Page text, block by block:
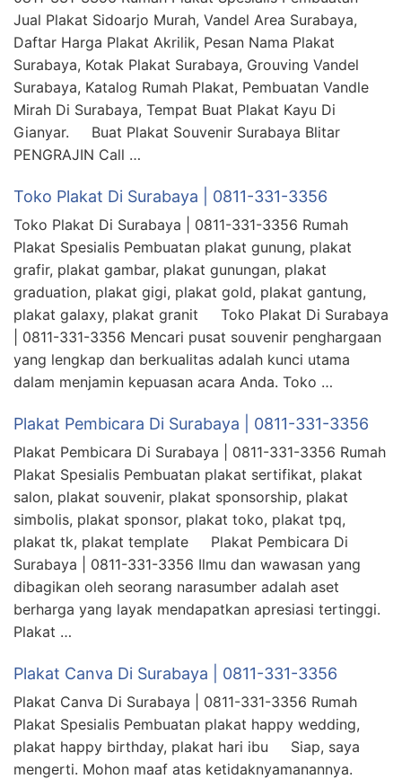
Jual Plakat Sidoarjo Murah, Vandel Area Surabaya,
Daftar Harga Plakat Akrilik, Pesan Nama Plakat
Surabaya, Kotak Plakat Surabaya, Grouving Vandel
Surabaya, Katalog Rumah Plakat, Pembuatan Vandle
Mirah Di Surabaya, Tempat Buat Plakat Kayu Di
Gianyar. Buat Plakat Souvenir Surabaya Blitar
PENGRAJIN Call …
Toko Plakat Di Surabaya | 0811-331-3356
Toko Plakat Di Surabaya | 0811-331-3356 Rumah
Plakat Spesialis Pembuatan plakat gunung, plakat
grafir, plakat gambar, plakat gunungan, plakat
graduation, plakat gigi, plakat gold, plakat gantung,
plakat galaxy, plakat granit Toko Plakat Di Surabaya
| 0811-331-3356 Mencari pusat souvenir penghargaan
yang lengkap dan berkualitas adalah kunci utama
dalam menjamin kepuasan acara Anda. Toko …
Plakat Pembicara Di Surabaya | 0811-331-3356
Plakat Pembicara Di Surabaya | 0811-331-3356 Rumah
Plakat Spesialis Pembuatan plakat sertifikat, plakat
salon, plakat souvenir, plakat sponsorship, plakat
simbolis, plakat sponsor, plakat toko, plakat tpq,
plakat tk, plakat template Plakat Pembicara Di
Surabaya | 0811-331-3356 Ilmu dan wawasan yang
dibagikan oleh seorang narasumber adalah aset
berharga yang layak mendapatkan apresiasi tertinggi.
Plakat …
Plakat Canva Di Surabaya | 0811-331-3356
Plakat Canva Di Surabaya | 0811-331-3356 Rumah
Plakat Spesialis Pembuatan plakat happy wedding,
plakat happy birthday, plakat hari ibu Siap, saya
mengerti. Mohon maaf atas ketidaknyamanannya.